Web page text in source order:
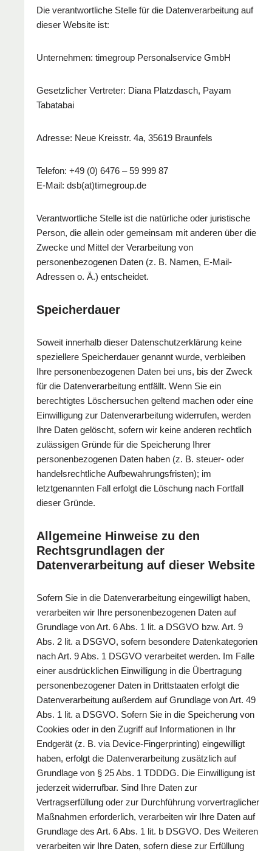
Die verantwortliche Stelle für die Datenverarbeitung auf
dieser Website ist:
Unternehmen: timegroup Personalservice GmbH
Gesetzlicher Vertreter: Diana Platzdasch, Payam
Tabatabai
Adresse: Neue Kreisstr. 4a, 35619 Braunfels
Telefon: +49 (0) 6476 – 59 999 87
E-Mail: dsb(at)timegroup.de
Verantwortliche Stelle ist die natürliche oder juristische
Person, die allein oder gemeinsam mit anderen über die
Zwecke und Mittel der Verarbeitung von
personenbezogenen Daten (z. B. Namen, E-Mail-
Adressen o. Ä.) entscheidet.
Speicherdauer
Soweit innerhalb dieser Datenschutzerklärung keine
speziellere Speicherdauer genannt wurde, verbleiben
Ihre personenbezogenen Daten bei uns, bis der Zweck
für die Datenverarbeitung entfällt. Wenn Sie ein
berechtigtes Löschersuchen geltend machen oder eine
Einwilligung zur Datenverarbeitung widerrufen, werden
Ihre Daten gelöscht, sofern wir keine anderen rechtlich
zulässigen Gründe für die Speicherung Ihrer
personenbezogenen Daten haben (z. B. steuer- oder
handelsrechtliche Aufbewahrungsfristen); im
letztgenannten Fall erfolgt die Löschung nach Fortfall
dieser Gründe.
Allgemeine Hinweise zu den
Rechtsgrundlagen der
Datenverarbeitung auf dieser Website
Sofern Sie in die Datenverarbeitung eingewilligt haben,
verarbeiten wir Ihre personenbezogenen Daten auf
Grundlage von Art. 6 Abs. 1 lit. a DSGVO bzw. Art. 9
Abs. 2 lit. a DSGVO, sofern besondere Datenkategorien
nach Art. 9 Abs. 1 DSGVO verarbeitet werden. Im Falle
einer ausdrücklichen Einwilligung in die Übertragung
personenbezogener Daten in Drittstaaten erfolgt die
Datenverarbeitung außerdem auf Grundlage von Art. 49
Abs. 1 lit. a DSGVO. Sofern Sie in die Speicherung von
Cookies oder in den Zugriff auf Informationen in Ihr
Endgerät (z. B. via Device-Fingerprinting) eingewilligt
haben, erfolgt die Datenverarbeitung zusätzlich auf
Grundlage von § 25 Abs. 1 TDDDG. Die Einwilligung ist
jederzeit widerrufbar. Sind Ihre Daten zur
Vertragserfüllung oder zur Durchführung vorvertraglicher
Maßnahmen erforderlich, verarbeiten wir Ihre Daten auf
Grundlage des Art. 6 Abs. 1 lit. b DSGVO. Des Weiteren
verarbeiten wir Ihre Daten, sofern diese zur Erfüllung